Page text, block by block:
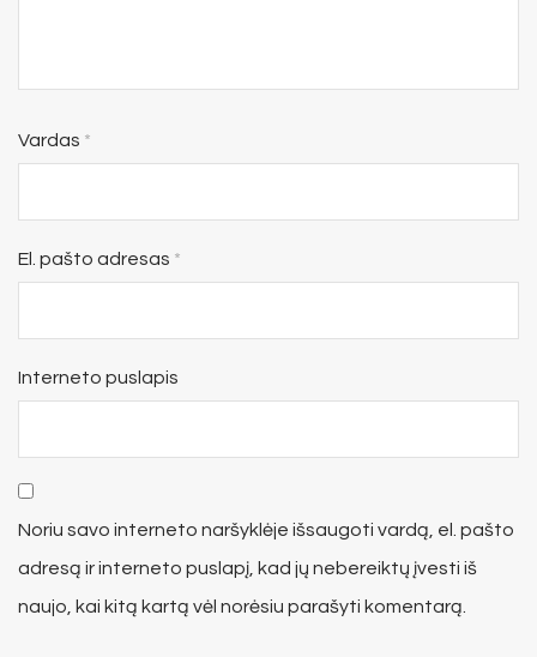
Vardas *
El. pašto adresas *
Interneto puslapis
Noriu savo interneto naršyklėje išsaugoti vardą, el. pašto
adresą ir interneto puslapį, kad jų nebereiktų įvesti iš
naujo, kai kitą kartą vėl norėsiu parašyti komentarą.